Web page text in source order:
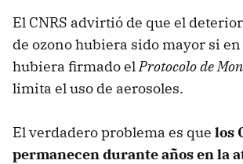
El CNRS advirtió de que el
de ozono hubiera sido mayor si
hubiera firmado elProtocolo de
limita el uso de aerosoles.
El verdadero problema es que los
permanecen durante años en la